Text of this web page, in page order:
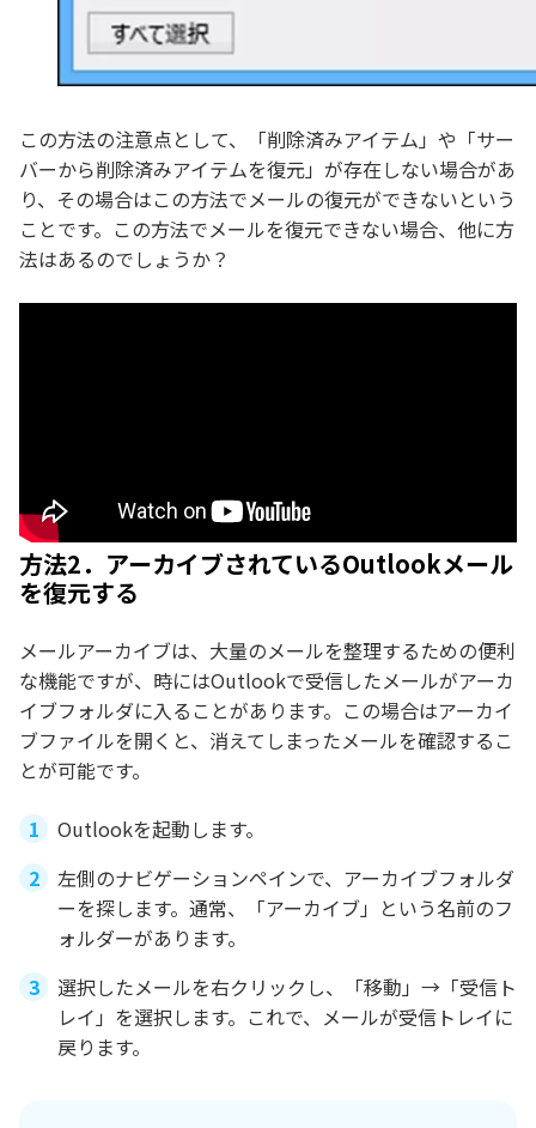
この方法の注意点として、「削除済みアイテム」や「サー
バーから削除済みアイテムを復元」が存在しない場合があ
り、その場合はこの方法でメールの復元ができないという
ことです。この方法でメールを復元できない場合、他に方
法はあるのでしょうか？
方法2．アーカイブされているOutlookメール
を復元する
メールアーカイブは、大量のメールを整理するための便利
な機能ですが、時にはOutlookで受信したメールがアーカ
イブフォルダに入ることがあります。この場合はアーカイ
ブファイルを開くと、消えてしまったメールを確認するこ
とが可能です。
Outlookを起動します。
左側のナビゲーションペインで、アーカイブフォルダ
ーを探します。通常、「アーカイブ」という名前のフ
ォルダーがあります。
選択したメールを右クリックし、「移動」→「受信ト
レイ」を選択します。これで、メールが受信トレイに
戻ります。